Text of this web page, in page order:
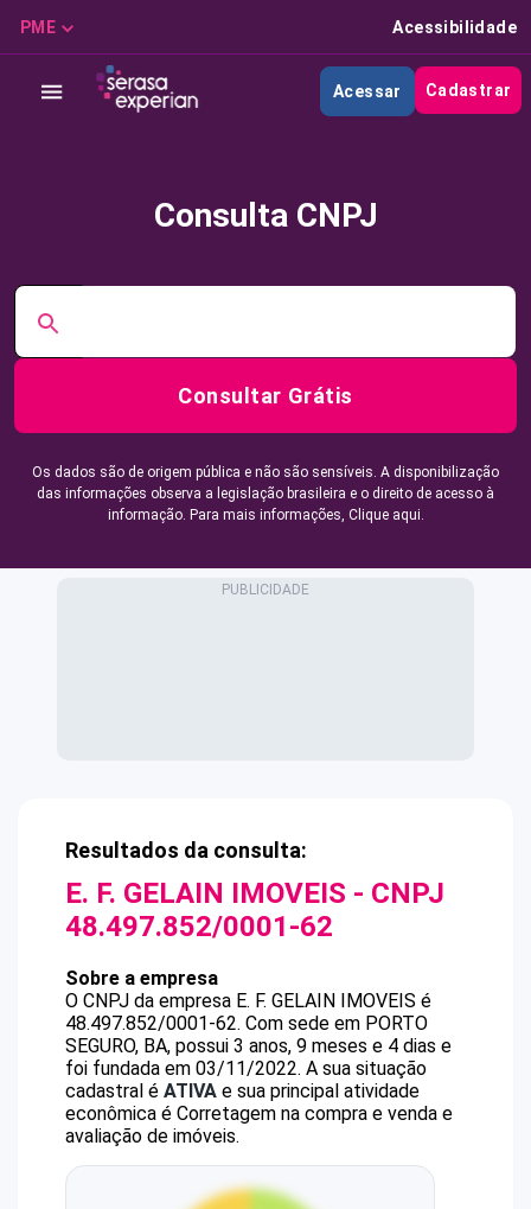
PME Acessibilidade
Acessar Cadastrar
Consulta CNPJ
Consultar Grátis
Os dados são de origem pública e não são sensíveis. A disponibilização
das informações observa a legislação brasileira e o direito de acesso à
informação. Para mais informações, Clique aqui.
Resultados da consulta:
E. F. GELAIN IMOVEIS - CNPJ
48.497.852/0001-62
Sobre a empresa
O CNPJ da empresa E. F. GELAIN IMOVEIS é
48.497.852/0001-62. Com sede em PORTO
SEGURO, BA, possui 3 anos, 9 meses e 4 dias e
foi fundada em 03/11/2022. A sua situação
cadastral é ATIVA e sua principal atividade
econômica é Corretagem na compra e venda e
avaliação de imóveis.